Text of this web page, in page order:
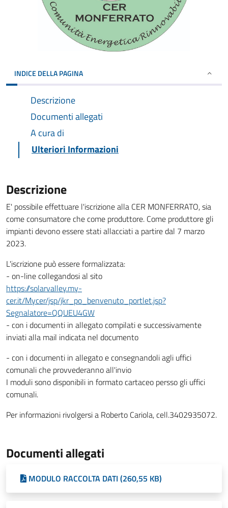
INDICE DELLA PAGINA
Descrizione
Documenti allegati
A cura di
Ulteriori Informazioni
Descrizione
E' possibile effettuare l'iscrizione alla CER MONFERRATO, sia
come consumatore che come produttore. Come produttore gli
impianti devono essere stati allacciati a partire dal 7 marzo
2023.
L'iscrizione può essere formalizzata:
- on-line collegandosi al sito
https://solarvalley.my-
cer.it/Mycer/jsp/jkr_po_benvenuto_portlet.jsp?
Segnalatore=QQUEU4GW
- con i documenti in allegato compilati e successivamente
inviati alla mail indicata nel documento
- con i documenti in allegato e consegnandoli agli uffici
comunali che provvederanno all'invio
I moduli sono disponibili in formato cartaceo persso gli uffici
comunali.
Per informazioni rivolgersi a Roberto Cariola, cell.3402935072.
Documenti allegati
MODULO RACCOLTA DATI (260,55 KB)